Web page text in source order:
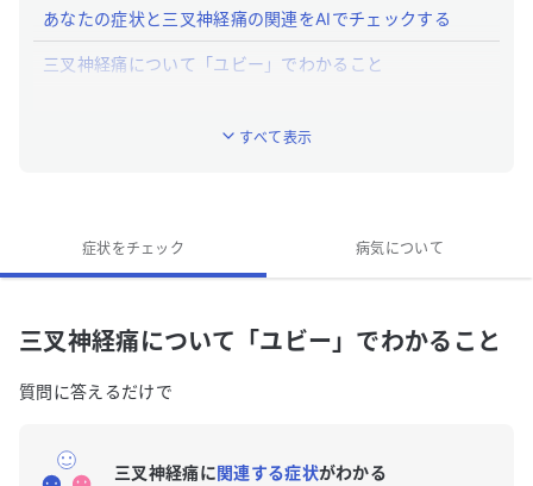
あなたの症状と三叉神経痛の関連をAIでチェックする
三叉神経痛について「ユビー」でわかること
三叉神経痛の専門医がいる近くの病院はありますか？
すべて表示
症状をチェック 病気について
三叉神経痛について「ユビー」でわかること
質問に答えるだけで
三叉神経痛に関連する症状がわかる